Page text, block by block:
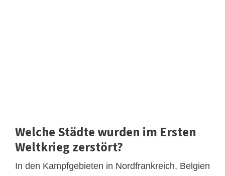
Welche Städte wurden im Ersten
Weltkrieg zerstört?
In den Kampfgebieten in Nordfrankreich, Belgien